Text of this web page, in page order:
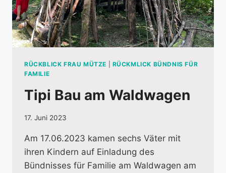
RÜCKBLICK FRAU MÜTZE
RÜCKMLICK BÜNDNIS FÜR
FAMILIE
Tipi Bau am Waldwagen
17. Juni 2023
Am 17.06.2023 kamen sechs Väter mit
ihren Kindern auf Einladung des
Bündnisses für Familie am Waldwagen am